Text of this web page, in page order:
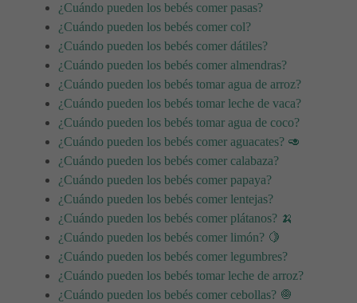
¿Cuándo pueden los bebés comer pasas?
¿Cuándo pueden los bebés comer col?
¿Cuándo pueden los bebés comer dátiles?
¿Cuándo pueden los bebés comer almendras?
¿Cuándo pueden los bebés tomar agua de arroz?
¿Cuándo pueden los bebés tomar leche de vaca?
¿Cuándo pueden los bebés tomar agua de coco?
¿Cuándo pueden los bebés comer aguacates? 🥑
¿Cuándo pueden los bebés comer calabaza?
¿Cuándo pueden los bebés comer papaya?
¿Cuándo pueden los bebés comer lentejas?
¿Cuándo pueden los bebés comer plátanos? 🍌
¿Cuándo pueden los bebés comer limón? 🍋
¿Cuándo pueden los bebés comer legumbres?
¿Cuándo pueden los bebés tomar leche de arroz?
¿Cuándo pueden los bebés comer cebollas? 🧅